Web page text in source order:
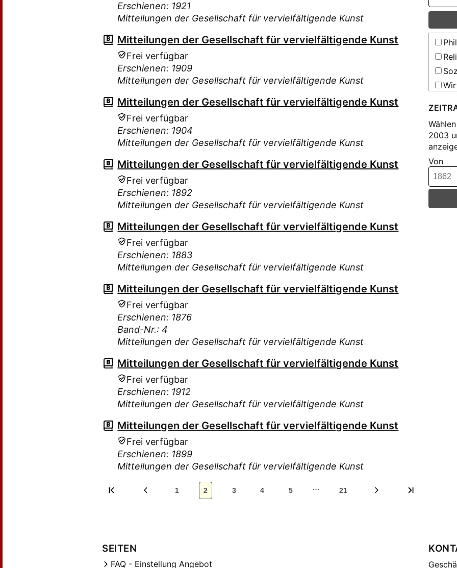
Erschienen: 1921
Mitteilungen der Gesellschaft für vervielfältigende Kunst
Mitteilungen der Gesellschaft für vervielfältigende Kunst
Frei verfügbar
Erschienen: 1909
Mitteilungen der Gesellschaft für vervielfältigende Kunst
Mitteilungen der Gesellschaft für vervielfältigende Kunst
Frei verfügbar
Erschienen: 1904
Mitteilungen der Gesellschaft für vervielfältigende Kunst
Mitteilungen der Gesellschaft für vervielfältigende Kunst
Frei verfügbar
Erschienen: 1892
Mitteilungen der Gesellschaft für vervielfältigende Kunst
Mitteilungen der Gesellschaft für vervielfältigende Kunst
Frei verfügbar
Erschienen: 1883
Mitteilungen der Gesellschaft für vervielfältigende Kunst
Mitteilungen der Gesellschaft für vervielfältigende Kunst
Frei verfügbar
Erschienen: 1876
Band-Nr.: 4
Mitteilungen der Gesellschaft für vervielfältigende Kunst
Mitteilungen der Gesellschaft für vervielfältigende Kunst
Frei verfügbar
Erschienen: 1912
Mitteilungen der Gesellschaft für vervielfältigende Kunst
Mitteilungen der Gesellschaft für vervielfältigende Kunst
Frei verfügbar
Erschienen: 1899
Mitteilungen der Gesellschaft für vervielfältigende Kunst
1 2 3 4 5 … 21
(7)
de
2003
Von
SEITEN
FAQ - Einstellung Angebot